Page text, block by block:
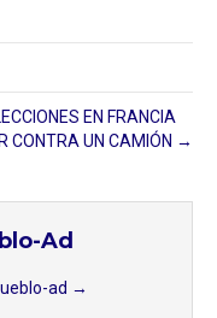
EN FRANCIA
CONTRA UN CAMIÓN →
Ad
ad →